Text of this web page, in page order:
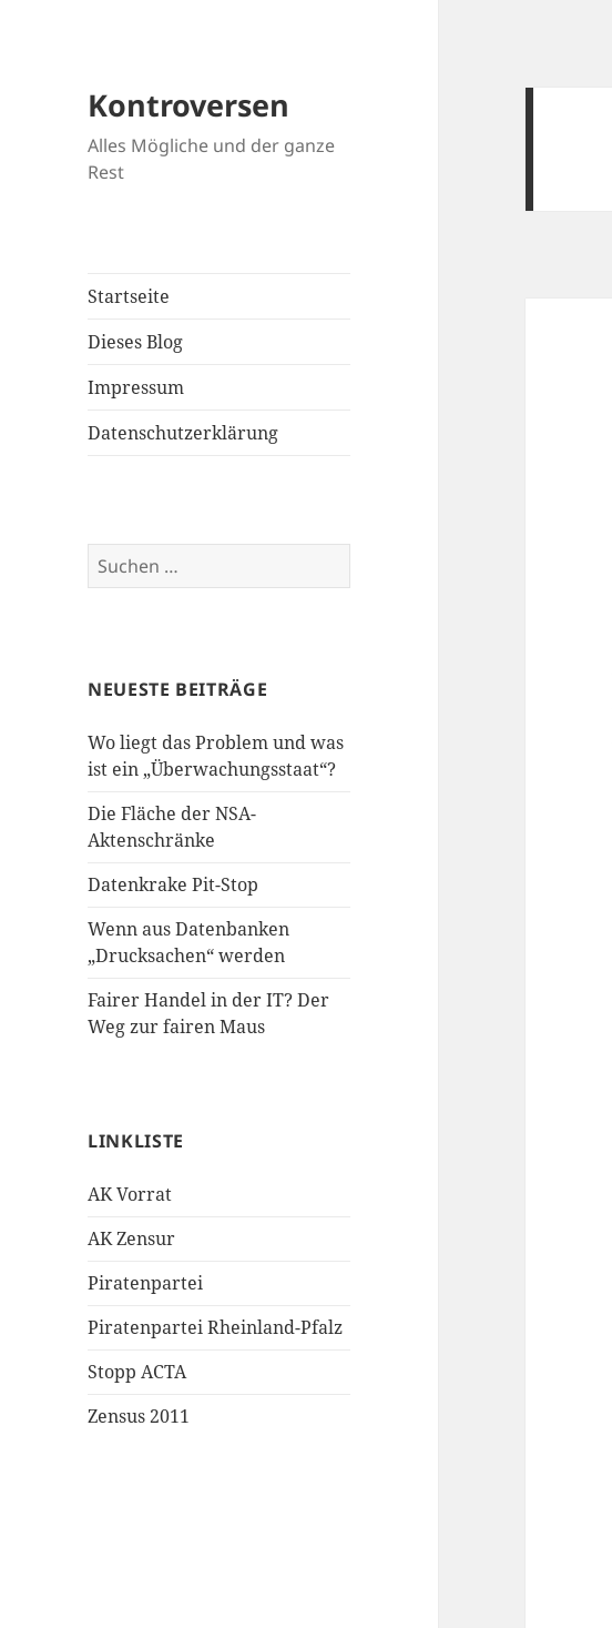
Kontroversen
Alles Mögliche und der ganze
Rest
Startseite
Dieses Blog
Impressum
Datenschutzerklärung
Suchen
nach:
NEUESTE BEITRÄGE
Wo liegt das Problem und was
ist ein „Überwachungsstaat“?
Die Fläche der NSA-
Aktenschränke
Datenkrake Pit-Stop
Wenn aus Datenbanken
„Drucksachen“ werden
Fairer Handel in der IT? Der
Weg zur fairen Maus
LINKLISTE
AK Vorrat
AK Zensur
Piratenpartei
Piratenpartei Rheinland-Pfalz
Stopp ACTA
Zensus 2011